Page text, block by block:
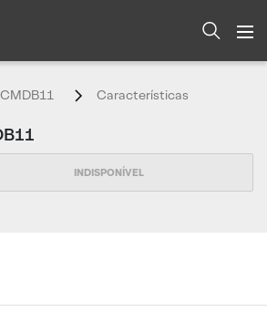
CMDB11 Características